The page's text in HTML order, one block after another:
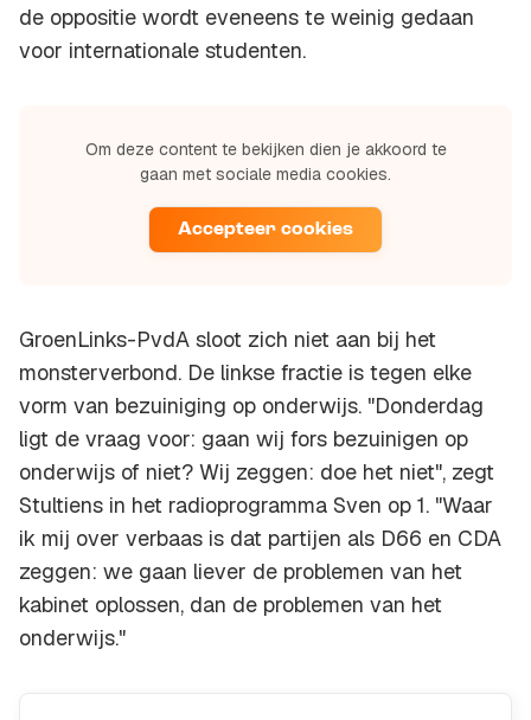
de oppositie wordt eveneens te weinig gedaan
voor internationale studenten.
Om deze content te bekijken dien je akkoord te
gaan met sociale media cookies.
Accepteer cookies
GroenLinks-PvdA sloot zich niet aan bij het
monsterverbond. De linkse fractie is tegen elke
vorm van bezuiniging op onderwijs. "Donderdag
ligt de vraag voor: gaan wij fors bezuinigen op
onderwijs of niet? Wij zeggen: doe het niet", zegt
Stultiens in het radioprogramma Sven op 1. "Waar
ik mij over verbaas is dat partijen als D66 en CDA
zeggen: we gaan liever de problemen van het
kabinet oplossen, dan de problemen van het
onderwijs."